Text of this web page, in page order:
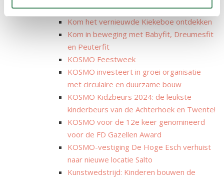
gaat verder onder de naam KOSMO
Kom het vernieuwde Kiekeboe ontdekken
Kom in beweging met Babyfit, Dreumesfit
en Peuterfit
KOSMO Feestweek
KOSMO investeert in groei organisatie
met circulaire en duurzame bouw
KOSMO Kidzbeurs 2024: de leukste
kinderbeurs van de Achterhoek en Twente!
KOSMO voor de 12e keer genomineerd
voor de FD Gazellen Award
KOSMO-vestiging De Hoge Esch verhuist
naar nieuwe locatie Salto
Kunstwedstrijd: Kinderen bouwen de